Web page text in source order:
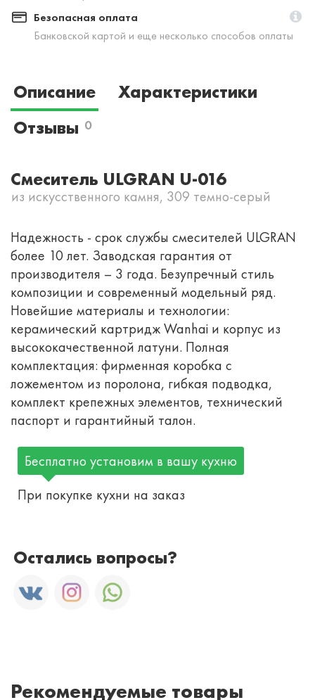
Безопасная оплата
Банковской картой и еще несколько способов оплаты
Описание
Характеристики
Отзывы 0
Смеситель ULGRAN U-016
из искусственного камня, 309 темно-серый
Надежность - срок службы смесителей ULGRAN
более 10 лет. Заводская гарантия от
производителя – 3 года. Безупречный стиль
композиции и современный модельный ряд.
Новейшие материалы и технологии:
керамический картридж Wanhai и корпус из
высококачественной латуни. Полная
комплектация: фирменная коробка с
ложементом из поролона, гибкая подводка,
комплект крепежных элементов, технический
паспорт и гарантийный талон.
Бесплатно установим в вашу кухню
При покупке кухни на заказ
Остались вопросы?
Рекомендуемые товары